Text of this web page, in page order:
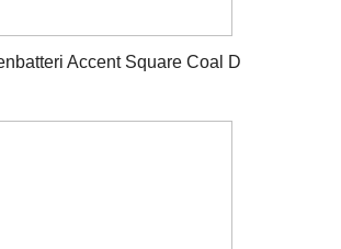
Accent Square Coal D